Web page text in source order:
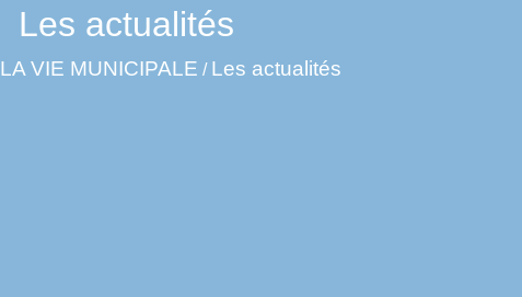
Les actualités
LA VIE MUNICIPALE / Les actualités